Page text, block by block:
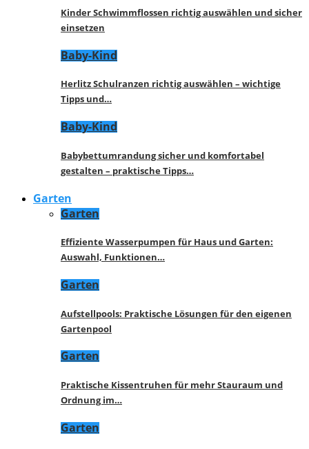
Kinder Schwimmflossen richtig auswählen und sicher
einsetzen
Baby-Kind
Herlitz Schulranzen richtig auswählen – wichtige
Tipps und…
Baby-Kind
Babybettumrandung sicher und komfortabel
gestalten – praktische Tipps…
Garten
Garten
Effiziente Wasserpumpen für Haus und Garten:
Auswahl, Funktionen…
Garten
Aufstellpools: Praktische Lösungen für den eigenen
Gartenpool
Garten
Praktische Kissentruhen für mehr Stauraum und
Ordnung im…
Garten